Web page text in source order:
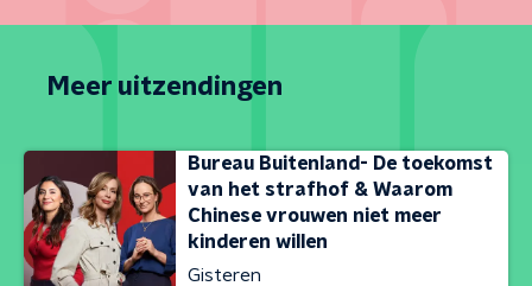
Meer uitzendingen
Bureau Buitenland- De toekomst
van het strafhof & Waarom
Chinese vrouwen niet meer
kinderen willen
Gisteren